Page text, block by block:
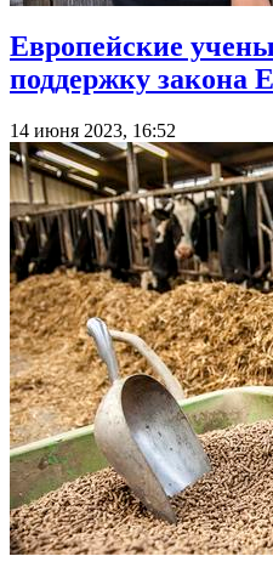
Европейские
поддержку закона
14 июня 2023, 16:52